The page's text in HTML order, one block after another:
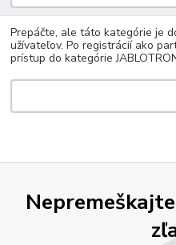
Prepáčte, ale táto kategórie je
užívateľov. Po registrácií ako
prístup do kategórie